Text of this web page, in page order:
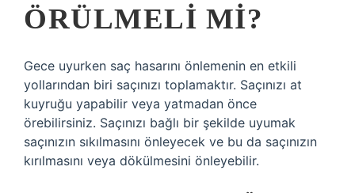
ÖRÜLMELI MI?
Gece uyurken saç hasarını önlemenin en etkili
yollarından biri saçınızı toplamaktır. Saçınızı at
kuyruğu yapabilir veya yatmadan önce
örebilirsiniz. Saçınızı bağlı bir şekilde uyumak
saçınızın sıkılmasını önleyecek ve bu da saçınızın
kırılmasını veya dökülmesini önleyebilir.